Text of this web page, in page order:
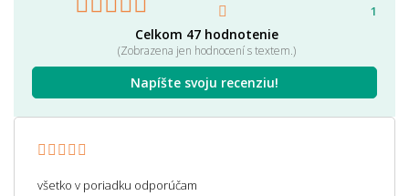
Celkom 47 hodnotenie
(Zobrazena jen hodnocení s textem.)
Napíšte svoju recenziu!
1
všetko v poriadku odporúčam